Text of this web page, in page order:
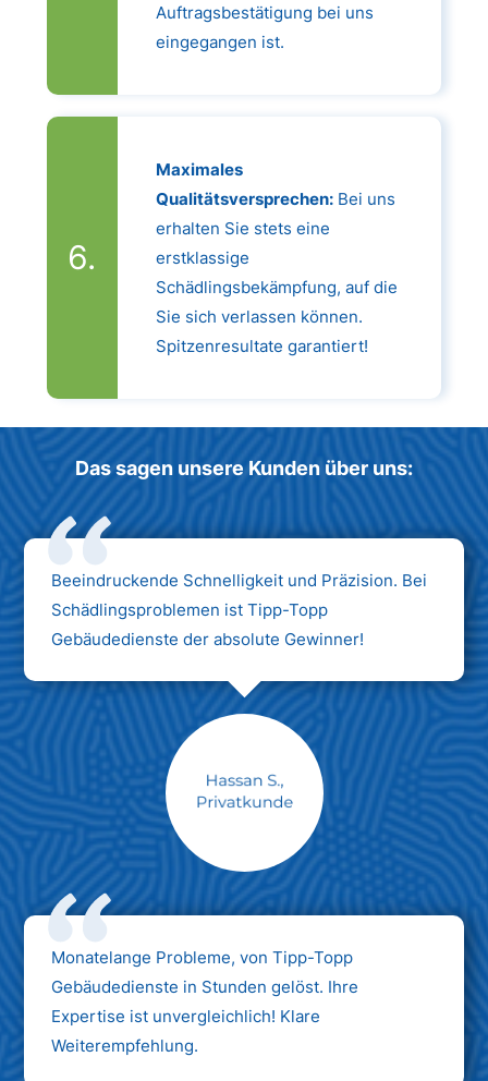
Auftragsbestätigung bei uns
eingegangen ist.
Maximales
Qualitätsversprechen:Bei uns
erhalten Sie stets eine
erstklassige
Schädlingsbekämpfung, auf die
Sie sich verlassen können.
Spitzenresultate garantiert!
Das sagen unsere Kunden über uns:
Beeindruckende Schnelligkeit und Präzision. Bei
Schädlingsproblemen ist Tipp-Topp
Gebäudedienste der absolute Gewinner!
Monatelange Probleme, von Tipp-Topp
Gebäudedienste in Stunden gelöst. Ihre
Expertise ist unvergleichlich! Klare
Weiterempfehlung.